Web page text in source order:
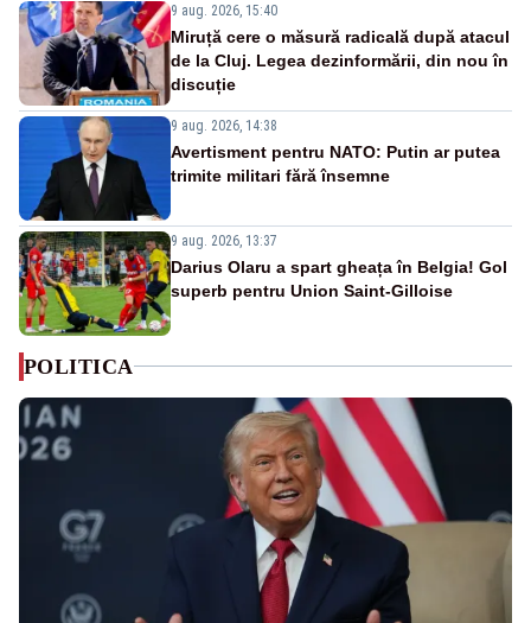
9 aug. 2026, 15:40
Miruță cere o măsură radicală după atacul
de la Cluj. Legea dezinformării, din nou în
discuție
9 aug. 2026, 14:38
Avertisment pentru NATO: Putin ar putea
trimite militari fără însemne
9 aug. 2026, 13:37
Darius Olaru a spart gheața în Belgia! Gol
superb pentru Union Saint-Gilloise
POLITICA